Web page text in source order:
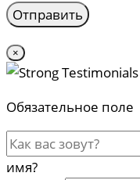
×
Обязательное поле
имя?